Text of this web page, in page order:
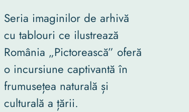
Seria imaginilor de arhivă
cu tablouri ce ilustrează
România „Pictorească” oferă
o incursiune captivantă în
frumusețea naturală și
culturală a țării.